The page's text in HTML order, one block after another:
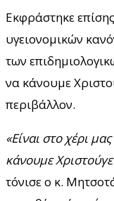
Εκφράστηκε
υγειονομικών
των
να κάνουμε
περιβάλλον.
«Είναι στο χέρι
κάνουμε
τόνισε ο κ.